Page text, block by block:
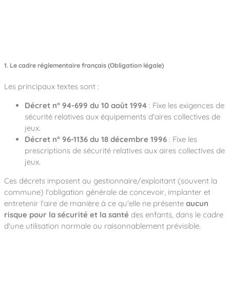
1. Le cadre réglementaire français (Obligation légale)
Les principaux textes sont :
Décret n° 94-699 du 10 août 1994 : Fixe les exigences de
sécurité relatives aux équipements d'aires collectives de
jeux.
Décret n° 96-1136 du 18 décembre 1996 : Fixe les
prescriptions de sécurité relatives aux aires collectives de
jeux.
Ces décrets imposent au gestionnaire/exploitant (souvent la
commune) l'obligation générale de concevoir, implanter et
entretenir l'aire de manière à ce qu'elle ne présente aucun
risque pour la sécurité et la santé des enfants, dans le cadre
d'une utilisation normale ou raisonnablement prévisible.